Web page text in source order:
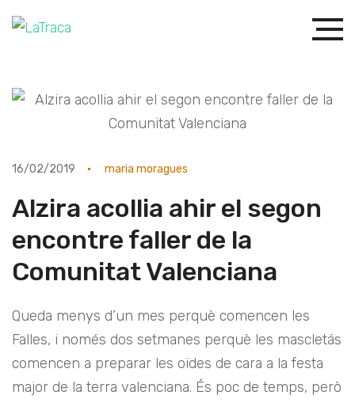
16/02/2019 maria moragues
Alzira acollia ahir el segon
encontre faller de la
Comunitat Valenciana
Queda menys d’un mes perquè comencen les
Falles, i només dos setmanes perquè les mascletás
comencen a preparar les oïdes de cara a la festa
major de la terra valenciana. És poc de temps, però